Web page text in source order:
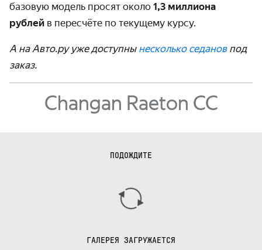
базовую модель просят около 1,3 миллиона
рублей в пересчёте по текущему курсу.
А на Авто.ру уже доступны несколько седановпод
заказ.
Changan Raeton CC
ПОДОЖДИТЕ
ГАЛЕРЕЯ ЗАГРУЖАЕТСЯ